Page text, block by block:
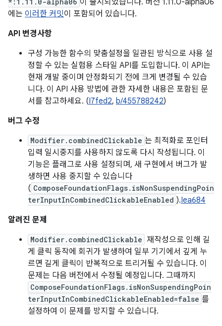
이 출시되었습니다. 버전 1.11.0-alpha06
에는 이러한 커밋이 포함되어 있습니다.
API 변경사항
구성 가능한 함수의 맞춤설정을 일관된 방식으로 사용 설
정할 수 있는 실험용 스타일 API를 도입합니다. 이 API는
현재 개발 중이며 안정화되기 전에 크게 변경될 수 있습
니다. 이 API 사용 방법에 관한 자세한 내용은 포함된 문
서를 참고하세요. (I7fed2, b/455788242)
버그 수정
Modifier.combinedClickable 는 최적화로 포인터
입력 일시중지를 사용하지 않도록 다시 작성됩니다. 이
기능은 플래그로 사용 설정되며, 새 구현에서 버그가 발
생하면 사용 중지할 수 있습니다
( ComposeFoundationFlags.isNonSuspendingPoin
terInputInCombinedClickableEnabled ).Iea684
알려진 문제
Modifier.combinedClickable 재작성으로 인해 길
게 클릭 동작에 회귀가 발생하여 일부 기기에서 깊게 누
르면 길게 클릭이 반복적으로 트리거될 수 있습니다. 이
문제는 다음 버전에서 수정될 예정입니다. 그때까지
ComposeFoundationFlags.isNonSuspendingPoin
terInputInCombinedClickableEnabled=false 를
설정하여 이 문제를 방지할 수 있습니다.